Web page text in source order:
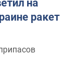
ракет